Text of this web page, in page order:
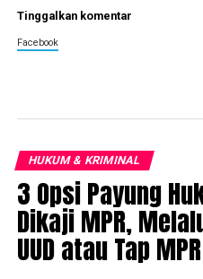
Tinggalkan komentar
Facebook
HUKUM & KRIMINAL
3 Opsi Payung
Dikaji MPR,
UUD atau Tap MPR